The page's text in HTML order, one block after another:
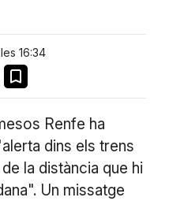
16:34
Email
Renfe ha
dins els trens
la distància que hi
Un missatge